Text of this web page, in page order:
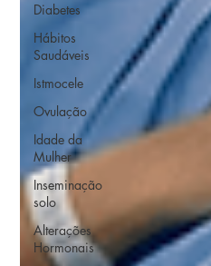
Diabetes
Hábitos
Saudáveis
Istmocele
Ovulação
Idade da
Mulher
Inseminação
solo
Alterações
Hormonais